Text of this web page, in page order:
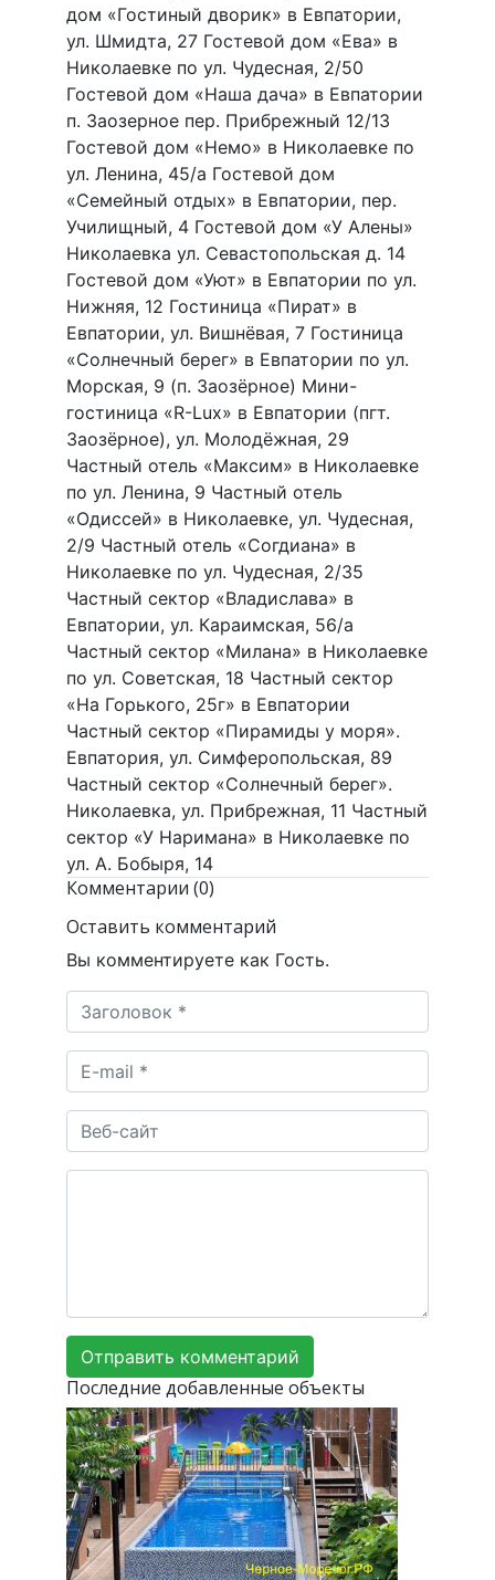
дом «Гостиный дворик» в Евпатории,
ул. Шмидта, 27 Гостевой дом «Ева» в
Николаевке по ул. Чудесная, 2/50
Гостевой дом «Наша дача» в Евпатории
п. Заозерное пер. Прибрежный 12/13
Гостевой дом «Немо» в Николаевке по
ул. Ленина, 45/а Гостевой дом
«Семейный отдых» в Евпатории, пер.
Училищный, 4 Гостевой дом «У Алены»
Николаевка ул. Севастопольская д. 14
Гостевой дом «Уют» в Евпатории по ул.
Нижняя, 12 Гостиница «Пират» в
Евпатории, ул. Вишнёвая, 7 Гостиница
«Солнечный берег» в Евпатории по ул.
Морская, 9 (п. Заозёрное) Мини-
гостиница «R-Lux» в Евпатории (пгт.
Заозёрное), ул. Молодёжная, 29
Частный отель «Максим» в Николаевке
по ул. Ленина, 9 Частный отель
«Одиссей» в Николаевке, ул. Чудесная,
2/9 Частный отель «Согдиана» в
Николаевке по ул. Чудесная, 2/35
Частный сектор «Владислава» в
Евпатории, ул. Караимская, 56/а
Частный сектор «Милана» в Николаевке
по ул. Советская, 18 Частный сектор
«На Горького, 25г» в Евпатории
Частный сектор «Пирамиды у моря».
Евпатория, ул. Симферопольская, 89
Частный сектор «Солнечный берег».
Николаевка, ул. Прибрежная, 11 Частный
сектор «У Наримана» в Николаевке по
ул. А. Бобыря, 14
Комментарии (0)
Оставить комментарий
Вы комментируете как Гость.
Последние добавленные объекты